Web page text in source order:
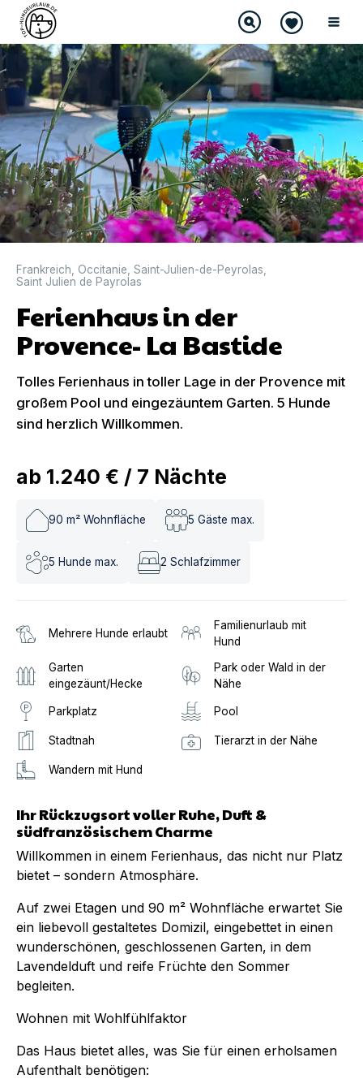
Frankreich Occitanie Saint-Julien-de-Peyrolas
Saint Julien de Payrolas
Ferienhaus in der
Provence- La Bastide
Tolles Ferienhaus in toller Lage in der Provence mit
großem Pool und eingezäuntem Garten. 5 Hunde
sind herzlich Willkommen.
ab 1.240 € / 7 Nächte
90 m² Wohnfläche 5 Gäste max.
5 Hunde max. 2 Schlafzimmer
Mehrere Hunde erlaubt
Familienurlaub mit
Hund
Garten
eingezäunt/Hecke
Park oder Wald in der
Nähe
Parkplatz Pool
Stadtnah Tierarzt in der Nähe
Wandern mit Hund
Ihr Rückzugsort voller Ruhe, Duft &
südfranzösischem Charme
Willkommen in einem Ferienhaus, das nicht nur Platz
bietet – sondern Atmosphäre.
Auf zwei Etagen und 90 m² Wohnfläche erwartet Sie
ein liebevoll gestaltetes Domizil, eingebettet in einen
wunderschönen, geschlossenen Garten, in dem
Lavendelduft und reife Früchte den Sommer
begleiten.
Wohnen mit Wohlfühlfaktor
Das Haus bietet alles, was Sie für einen erholsamen
Aufenthalt benötigen: